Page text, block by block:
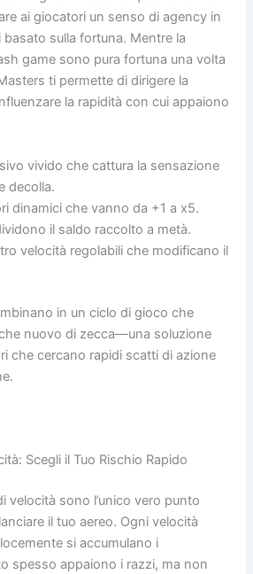
ai giocatori un senso di agency in
sulla fortuna. Mentre la
game sono pura fortuna una volta
ti permette di dirigere la
la rapidità con cui appaiono
vivido che cattura la sensazione
decolla.
dinamici che vanno da +1 a x5.
il saldo raccolto a metà.
velocità regolabili che modificano il
in un ciclo di gioco che
nuovo di zecca—una soluzione
che cercano rapidi scatti di azione
Scegli il Tuo Rischio Rapido
velocità sono l’unico vero punto
il tuo aereo. Ogni velocità
si accumulano i
spesso appaiono i razzi, ma non